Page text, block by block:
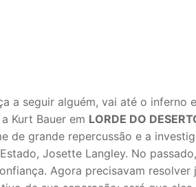
a seguir alguém, vai até o inferno
Kurt Bauer em LORDE DO
de grande repercussão e a
Josette Langley. No
Agora precisavam resolver